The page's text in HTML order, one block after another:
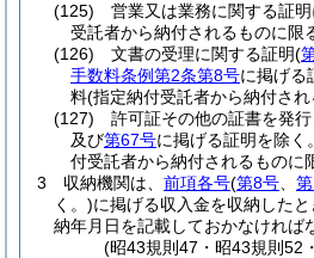
(125)
営業又は業務に関する証
受託者から納付されるものに限
(126)
文書の受理に関する証明(
手数料条例第2条第8号に掲げる
料(指定納付受託者から納付さ
(127)
許可証その他の証書を発
及び第67号に掲げる証明を除く
付受託者から納付されるものに
3
収納機関は、 前項各号(第8号
く。)に掲げる収入金を収納した
納年月日を記載しておかなければ
(昭43規則47・昭43規則52